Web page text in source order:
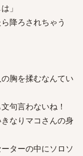
は」
降ろされちゃう
胸を揉むなんてい
句言わないね！
なりマコさんの身
ターの中にソロソ